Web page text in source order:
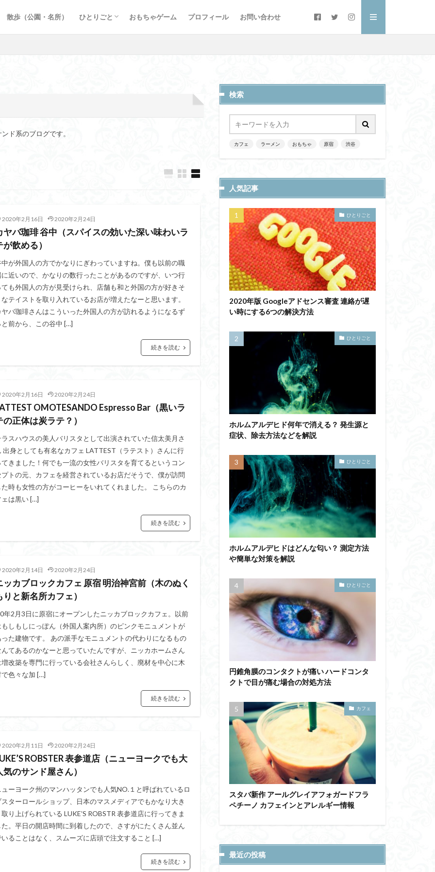
散歩（公園・名所） ひとりごと おもちゃゲーム プロフィール お問い合わせ
ド系のブログです。
2020年2月16日 2020年2月24日
ヤバ珈琲 谷中（スパイスの効いた深い味わいラ
が飲める）
中が外国人の方でかなりにぎわっていますね。僕も以前の職
に近いので、かなりの数行ったことがあるのですが、いつ行
ても外国人の方が見受けられ、店舗も和と外国の方が好きそ
テイストを取り入れているお店が増えたなーと思います。
ヤバ珈琲さんはこういった外国人の方が訪れるようになるず
と前から、この谷中 […]
続きを読む
2020年2月16日 2020年2月24日
OMOTESANDO Espresso Bar（黒いラ
の正体は炭ラテ？）
ラスハウスの美人バリスタとして出演されていた信太美月さ
出身としても有名なカフェ LATTEST（ラテスト）さんに行
てきました！何でも一流の女性バリスタを育てるというコン
プトの元、カフェを経営されているお店だそうで、僕が訪問
た時も女性の方がコーヒーをいれてくれました。 こちらのカ
ェは黒い […]
続きを読む
2020年2月14日 2020年2月24日
ッカブロックカフェ 原宿 明治神宮前（木のぬく
りと新名所カフェ）
年2月3日に原宿にオープンしたニッカブロックカフェ。以前
もしもしにっぽん（外国人案内所）のピンクモニュメントが
った建物です。 あの派手なモニュメントの代わりになるもの
んてあるのかなーと思っていたんですが、ニッカホームさん
増改築を専門に行っている会社さんらしく、廃材を中心に木
で色々な加 […]
続きを読む
2020年2月11日 2020年2月24日
ROBSTER 表参道店（ニューヨークでも大
気のサンド屋さん）
ューヨーク州のマンハッタンでも人気NO.１と呼ばれているロ
スターロールショップ、日本のマスメディアでもかなり大き
り上げられている LUKE’S ROBSTR 表参道店に行ってきま
た。平日の開店時間に到着したので、さすがにたくさん並ん
いることはなく、スムーズに店頭で注文すること […]
続きを読む
検索
カフェ ラーメン おもちゃ 原宿 渋谷
人気記事
ひとりごと
2020年版 Googleアドセンス審査 連絡が遅
い時にする6つの解決方法
ひとりごと
ホルムアルデヒド何年で消える？ 発生源と
症状、除去方法などを解説
ひとりごと
ホルムアルデヒドはどんな匂い？ 測定方法
や簡単な対策を解説
ひとりごと
円錐角膜のコンタクトが痛い ハードコンタ
クトで目が痛む場合の対処方法
カフェ
スタバ新作 アールグレイアフォガードフラ
ペチーノ カフェインとアレルギー情報
最近の投稿